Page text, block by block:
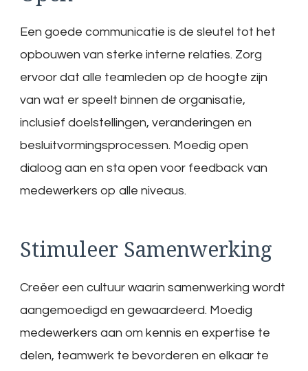
Een goede communicatie is de sleutel tot het
opbouwen van sterke interne relaties. Zorg
ervoor dat alle teamleden op de hoogte zijn
van wat er speelt binnen de organisatie,
inclusief doelstellingen, veranderingen en
besluitvormingsprocessen. Moedig open
dialoog aan en sta open voor feedback van
medewerkers op alle niveaus.
Stimuleer Samenwerking
Creëer een cultuur waarin samenwerking wordt
aangemoedigd en gewaardeerd. Moedig
medewerkers aan om kennis en expertise te
delen, teamwerk te bevorderen en elkaar te